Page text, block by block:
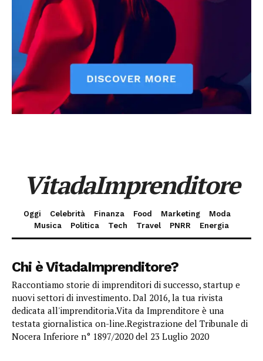
VitadaImprenditore
Oggi Celebrità Finanza Food Marketing
Moda
Musica
Politica Tech Travel PNRR Energia
Chi è VitadaImprenditore?
Raccontiamo storie di imprenditori di successo, startup e
nuovi settori di investimento. Dal 2016, la tua rivista
dedicata all'imprenditoria.Vita da Imprenditore è una
testata giornalistica on-line.Registrazione del Tribunale di
Nocera Inferiore n° 1897/2020 del 23 Luglio 2020